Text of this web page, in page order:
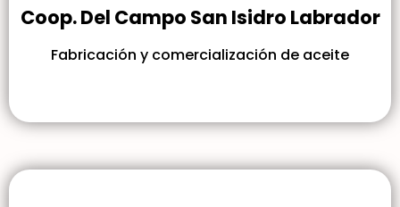
Coop. Del Campo San Isidro Labrador
Fabricación y comercialización de aceite